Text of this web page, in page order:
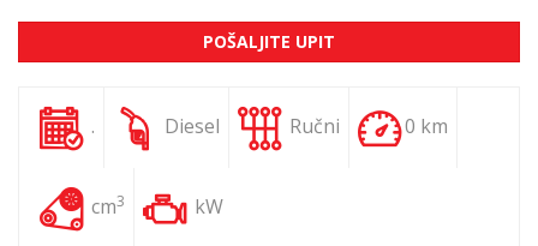
POŠALJITE UPIT
. Diesel Ručni 0 km
cm3 kW